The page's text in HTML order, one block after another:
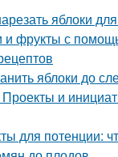
яблоки
фрукты с
яблоки до
и
для потенции: